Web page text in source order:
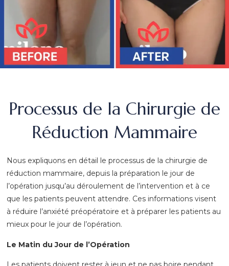
Processus de la Chirurgie de
Réduction Mammaire
Nous expliquons en détail le processus de la chirurgie de
réduction mammaire, depuis la préparation le jour de
l’opération jusqu’au déroulement de l’intervention et à ce
que les patients peuvent attendre. Ces informations visent
à réduire l’anxiété préopératoire et à préparer les patients au
mieux pour le jour de l’opération.
Le Matin du Jour de l’Opération